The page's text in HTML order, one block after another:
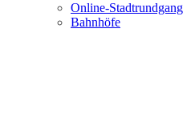
Online-Stadtrundgang
Bahnhöfe